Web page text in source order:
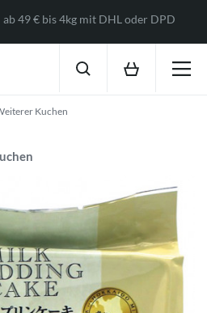
49 € bis 4kg mit DHL oder DPD
Kuchen